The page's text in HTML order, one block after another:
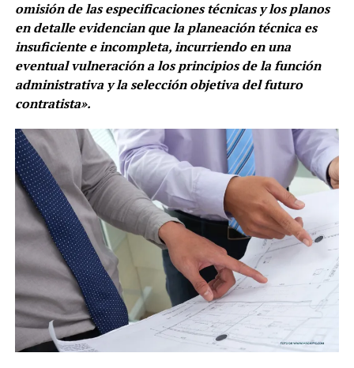
omisión de las especificaciones técnicas y los planos
en detalle evidencian que la planeación técnica es
insuficiente e incompleta, incurriendo en una
eventual vulneración a los principios de la función
administrativa y la selección objetiva del futuro
contratista».